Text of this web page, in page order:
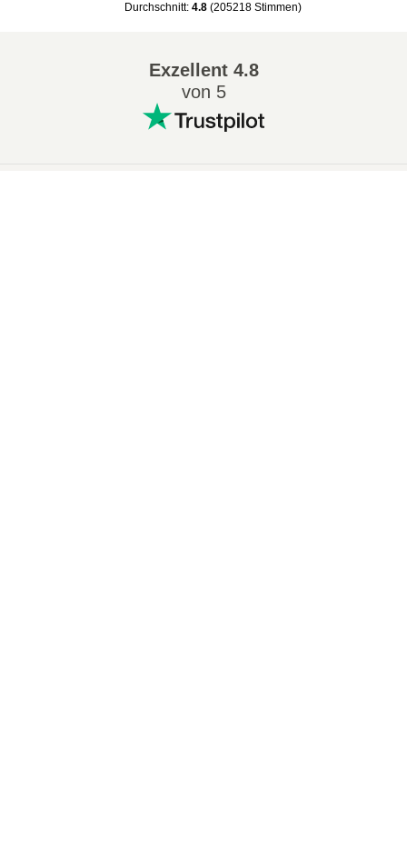
Durchschnitt: 4.8 (205218 Stimmen)
Exzellent4.8
von 5